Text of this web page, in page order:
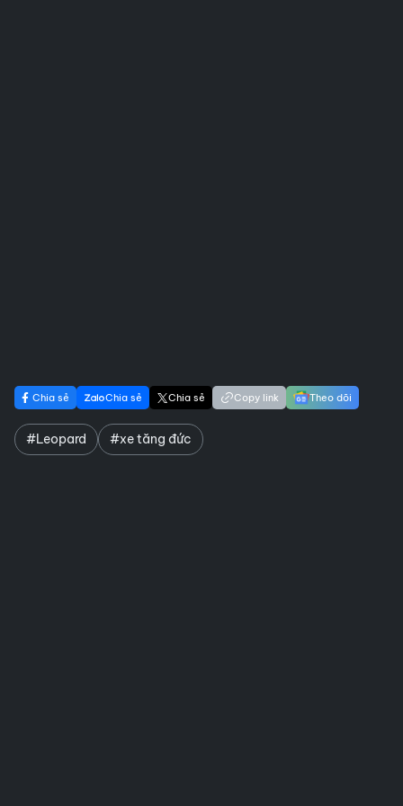
Chia sẻ Chia sẻ Chia sẻ Copy link Theo dõi
#Leopard #xe tăng đức